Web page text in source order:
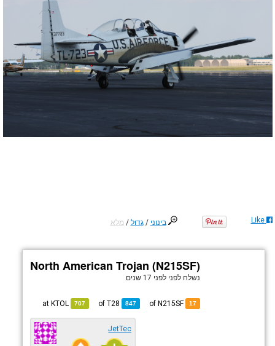
בינוני /גדול / מלא Like
North American Trojan (N215SF)
נשלח לפני לפני 17 שנים
17
of N215SF
847
T28
707
KTOL
JetTec